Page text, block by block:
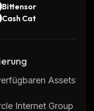
Bittensor
Cash Cat
Assets
Internet Group